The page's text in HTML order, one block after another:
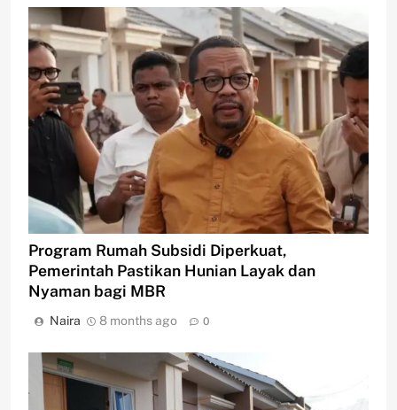
Program Rumah Subsidi Diperkuat,
Pemerintah Pastikan Hunian Layak dan
Nyaman bagi MBR
Naira 8 months ago 0